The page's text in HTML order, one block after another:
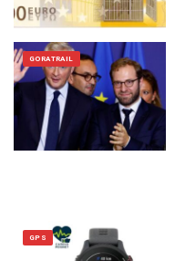
GORATRAIL
GPS